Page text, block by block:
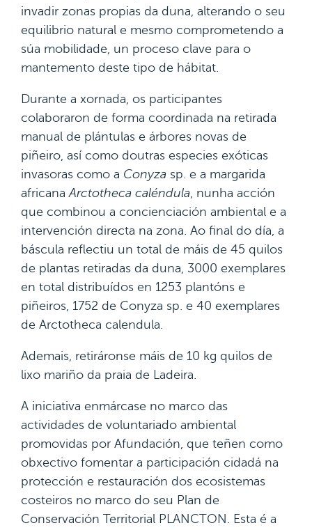
invadir zonas propias da duna, alterando o seu
equilibrio natural e mesmo comprometendo a
súa mobilidade, un proceso clave para o
mantemento deste tipo de hábitat.
Durante a xornada, os participantes
colaboraron de forma coordinada na retirada
manual de plántulas e árbores novas de
piñeiro, así como doutras especies exóticas
invasoras como a Conyza sp. e a margarida
africanaArctotheca caléndula, nunha acción
que combinou a concienciación ambiental e a
intervención directa na zona. Ao final do día, a
báscula reflectiu un total de máis de 45 quilos
de plantas retiradas da duna, 3000 exemplares
en total distribuídos en 1253 plantóns e
piñeiros, 1752 de Conyza sp. e 40 exemplares
de Arctotheca calendula.
Ademais, retiráronse máis de 10 kg quilos de
lixo mariño da praia de Ladeira.
A iniciativa enmárcase no marco das
actividades de voluntariado ambiental
promovidas por Afundación, que teñen como
obxectivo fomentar a participación cidadá na
protección e restauración dos ecosistemas
costeiros no marco do seu Plan de
Conservación Territorial PLANCTON. Esta é a